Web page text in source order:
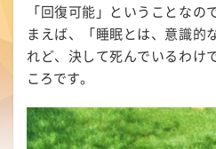
「回復可能」ということな
まえば、「睡眠とは、意識的
れど、決して死んでいるわけ
ころです。